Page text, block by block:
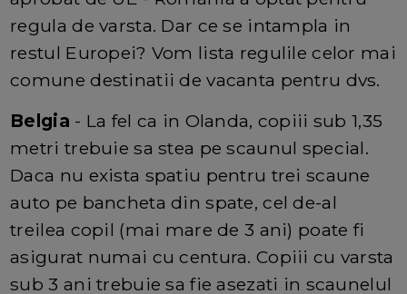
regula de varsta. Dar ce se intampla in
restul Europei? Vom lista regulile celor mai
comune destinatii de vacanta pentru dvs.
Belgia - La fel ca in Olanda, copiii sub 1,35
metri trebuie sa stea pe scaunul special.
Daca nu exista spatiu pentru trei scaune
auto pe bancheta din spate, cel de-al
treilea copil (mai mare de 3 ani) poate fi
asigurat numai cu centura. Copiii cu varsta
sub 3 ani trebuie sa fie asezati in scaunelul